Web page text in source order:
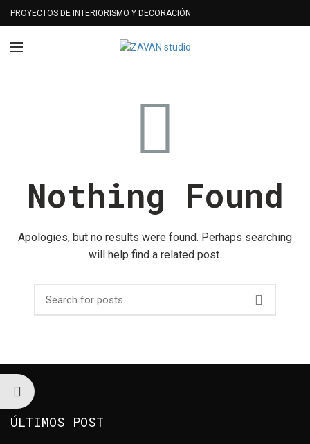
PROYECTOS DE INTERIORISMO Y DECORACIÓN
Nothing Found
Apologies, but no results were found. Perhaps searching
will help find a related post.
ÚLTIMOS POST